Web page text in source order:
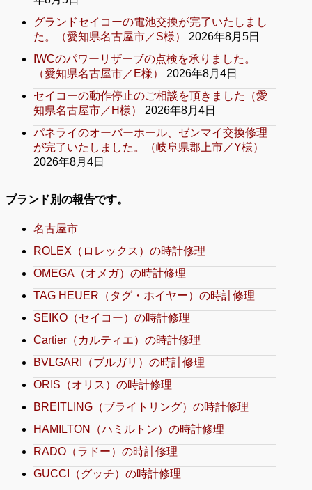
グランドセイコーの電池交換が完了いたしまし
た。（愛知県名古屋市／S様）
2026年8月5日
IWCのパワーリザーブの点検を承りました。
（愛知県名古屋市／E様）
2026年8月4日
セイコーの動作停止のご相談を頂きました（愛
知県名古屋市／H様）
2026年8月4日
パネライのオーバーホール、ゼンマイ交換修理
が完了いたしました。（岐阜県郡上市／Y様）
2026年8月4日
ブランド別の報告です。
名古屋市
ROLEX（ロレックス）の時計修理
OMEGA（オメガ）の時計修理
TAG HEUER（タグ・ホイヤー）の時計修理
SEIKO（セイコー）の時計修理
Cartier（カルティエ）の時計修理
BVLGARI（ブルガリ）の時計修理
ORIS（オリス）の時計修理
BREITLING（ブライトリング）の時計修理
HAMILTON（ハミルトン）の時計修理
RADO（ラドー）の時計修理
GUCCI（グッチ）の時計修理